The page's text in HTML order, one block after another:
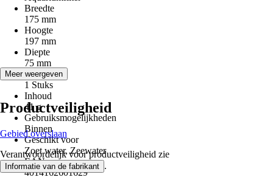
Breedte
175 mm
Hoogte
197 mm
Diepte
75 mm
Inhoud
1 Stuks
Inhoud
41 g
Gebruiksmogelijkheden
Binnen
Geschikt voor
Zoet water, Zeewater
EAN
4014162601629
Meer weergeven
Productveiligheid
Gebied overslaan
Verantwoordelijk voor productveiligheid zie
Informatie van de fabrikant .